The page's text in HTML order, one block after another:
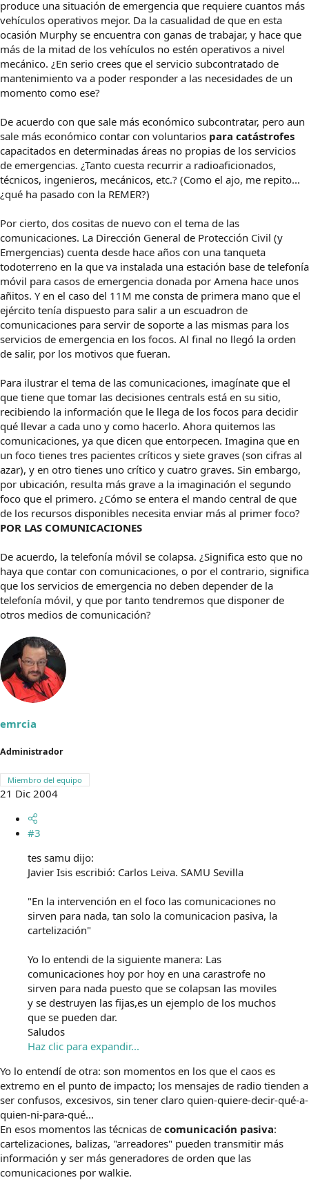
produce una situación de emergencia que requiere cuantos más
vehículos operativos mejor. Da la casualidad de que en esta
ocasión Murphy se encuentra con ganas de trabajar, y hace que
más de la mitad de los vehículos no estén operativos a nivel
mecánico. ¿En serio crees que el servicio subcontratado de
mantenimiento va a poder responder a las necesidades de un
momento como ese?
De acuerdo con que sale más económico subcontratar, pero aun
sale más económico contar con voluntarios para catástrofes
capacitados en determinadas áreas no propias de los servicios
de emergencias. ¿Tanto cuesta recurrir a radioaficionados,
técnicos, ingenieros, mecánicos, etc.? (Como el ajo, me repito...
¿qué ha pasado con la REMER?)
Por cierto, dos cositas de nuevo con el tema de las
comunicaciones. La Dirección General de Protección Civil (y
Emergencias) cuenta desde hace años con una tanqueta
todoterreno en la que va instalada una estación base de telefonía
móvil para casos de emergencia donada por Amena hace unos
añitos. Y en el caso del 11M me consta de primera mano que el
ejército tenía dispuesto para salir a un escuadron de
comunicaciones para servir de soporte a las mismas para los
servicios de emergencia en los focos. Al final no llegó la orden
de salir, por los motivos que fueran.
Para ilustrar el tema de las comunicaciones, imagínate que el
que tiene que tomar las decisiones centrals está en su sitio,
recibiendo la información que le llega de los focos para decidir
qué llevar a cada uno y como hacerlo. Ahora quitemos las
comunicaciones, ya que dicen que entorpecen. Imagina que en
un foco tienes tres pacientes críticos y siete graves (son cifras al
azar), y en otro tienes uno crítico y cuatro graves. Sin embargo,
por ubicación, resulta más grave a la imaginación el segundo
foco que el primero. ¿Cómo se entera el mando central de que
de los recursos disponibles necesita enviar más al primer foco?
POR LAS COMUNICACIONES
De acuerdo, la telefonía móvil se colapsa. ¿Significa esto que no
haya que contar con comunicaciones, o por el contrario, significa
que los servicios de emergencia no deben depender de la
telefonía móvil, y que por tanto tendremos que disponer de
otros medios de comunicación?
emrcia
Administrador
Miembro del equipo
21 Dic 2004
#3
tes samu dijo:
Javier Isis escribió: Carlos Leiva. SAMU Sevilla
"En la intervención en el foco las comunicaciones no
sirven para nada, tan solo la comunicacion pasiva, la
cartelización"
Yo lo entendi de la siguiente manera: Las
comunicaciones hoy por hoy en una carastrofe no
sirven para nada puesto que se colapsan las moviles
y se destruyen las fijas,es un ejemplo de los muchos
que se pueden dar.
Saludos
Haz clic para expandir...
Yo lo entendí de otra: son momentos en los que el caos es
extremo en el punto de impacto; los mensajes de radio tienden a
ser confusos, excesivos, sin tener claro quien-quiere-decir-qué-a-
quien-ni-para-qué...
En esos momentos las técnicas de comunicación pasiva:
cartelizaciones, balizas, "arreadores" pueden transmitir más
información y ser más generadores de orden que las
comunicaciones por walkie.